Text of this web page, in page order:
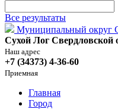
Все результаты
Муниципальный округ
Сухой Лог Свердловской
Наш адрес
+7 (34373) 4-36-60
Приемная
Главная
Город